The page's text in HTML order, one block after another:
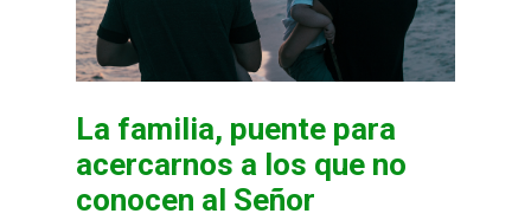
La familia, puente para
acercarnos a los que no
conocen al Señor